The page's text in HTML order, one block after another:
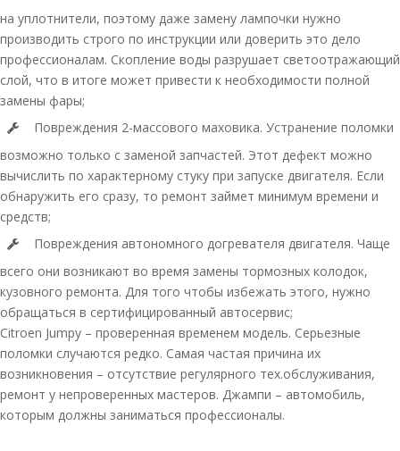
на уплотнители, поэтому даже замену лампочки нужно
производить строго по инструкции или доверить это дело
профессионалам. Скопление воды разрушает светоотражающий
слой, что в итоге может привести к необходимости полной
замены фары;
Повреждения 2-массового маховика. Устранение поломки
возможно только с заменой запчастей. Этот дефект можно
вычислить по характерному стуку при запуске двигателя. Если
обнаружить его сразу, то ремонт займет минимум времени и
средств;
Повреждения автономного догревателя двигателя. Чаще
всего они возникают во время замены тормозных колодок,
кузовного ремонта. Для того чтобы избежать этого, нужно
обращаться в сертифицированный автосервис;
Citroen Jumpy – проверенная временем модель. Серьезные
поломки случаются редко. Самая частая причина их
возникновения – отсутствие регулярного тех.обслуживания,
ремонт у непроверенных мастеров. Джампи – автомобиль,
которым должны заниматься профессионалы.